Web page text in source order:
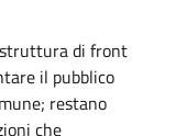
di front
il pubblico
restano
che